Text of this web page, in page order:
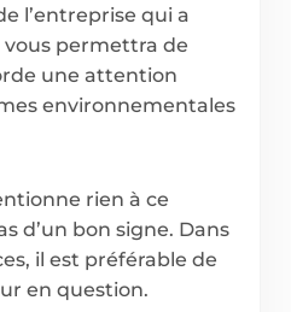
l’entreprise qui a
vous permettra de
une attention
environnementales
rien à ce
d’un bon signe. Dans
il est préférable de
en question.